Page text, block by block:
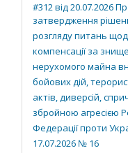
#312 від 20.07.2026
затвердження
розгляду питань
компенсації за
нерухомого майна
бойових дій,
актів, диверсій,
збройною агресією
Федерації проти
17.07.2026 № 16